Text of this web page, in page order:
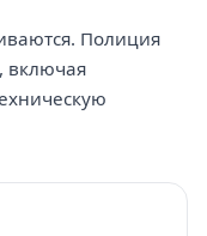
Полиция
включая